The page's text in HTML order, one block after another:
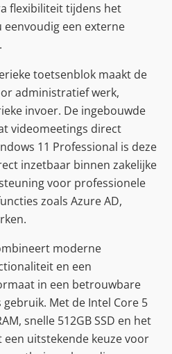
flexibiliteit tijdens het
eenvoudig een externe
toetsenblok maakt de
administratief werk,
invoer. De ingebouwde
videomeetings direct
11 Professional is deze
inzetbaar binnen zakelijke
voor professionele
zoals Azure AD,
moderne
en een
in een betrouwbare
Met de Intel Core 5
snelle 512GB SSD en het
een uitstekende keuze voor